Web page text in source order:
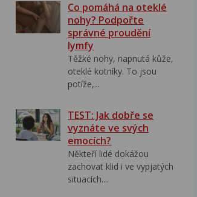
Co pomáhá na oteklé
nohy? Podpořte
správné proudění
lymfy
Těžké nohy, napnutá kůže,
oteklé kotníky. To jsou
potíže,...
TEST: Jak dobře se
vyznáte ve svých
emocích?
Někteří lidé dokážou
zachovat klid i ve vypjatých
situacích....